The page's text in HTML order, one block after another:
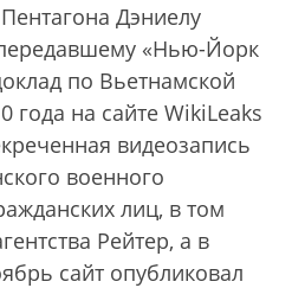
Дэниелу
«Нью-Йорк
по Вьетнамской
года на сайте WikiLeaks
видеозапись
военного
лиц, в том
Рейтер, а в
сайт опубликовал